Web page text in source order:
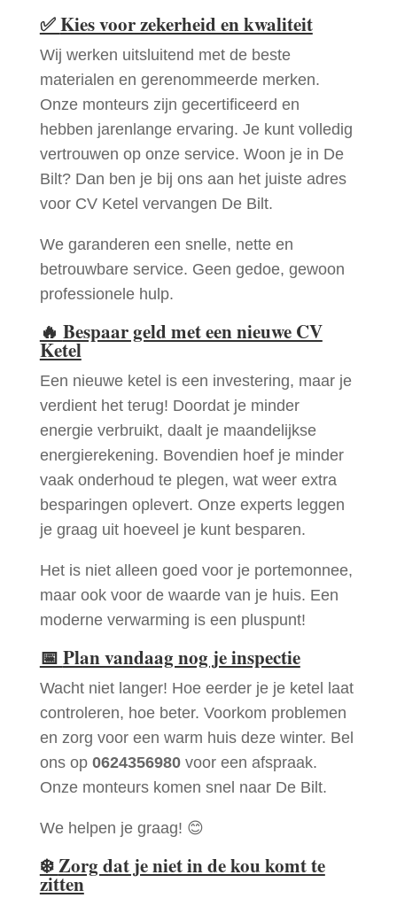
✅Kies voor zekerheid en kwaliteit
Wij werken uitsluitend met de beste
materialen en gerenommeerde merken.
Onze monteurs zijn gecertificeerd en
hebben jarenlange ervaring. Je kunt volledig
vertrouwen op onze service. Woon je in De
Bilt? Dan ben je bij ons aan het juiste adres
voor CV Ketel vervangen De Bilt.
We garanderen een snelle, nette en
betrouwbare service. Geen gedoe, gewoon
professionele hulp.
🔥 Bespaar geld met een nieuwe CV
Ketel
Een nieuwe ketel is een investering, maar je
verdient het terug! Doordat je minder
energie verbruikt, daalt je maandelijkse
energierekening. Bovendien hoef je minder
vaak onderhoud te plegen, wat weer extra
besparingen oplevert. Onze experts leggen
je graag uit hoeveel je kunt besparen.
Het is niet alleen goed voor je portemonnee,
maar ook voor de waarde van je huis. Een
moderne verwarming is een pluspunt!
📅 Plan vandaag nog je inspectie
Wacht niet langer! Hoe eerder je je ketel laat
controleren, hoe beter. Voorkom problemen
en zorg voor een warm huis deze winter. Bel
ons op 0624356980voor een afspraak.
Onze monteurs komen snel naar De Bilt.
We helpen je graag! 😊
❄️Zorg dat je niet in de kou komt te
zitten